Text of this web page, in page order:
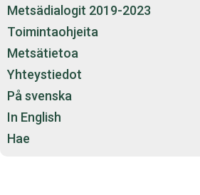
Metsädialogit 2019-2023
Toimintaohjeita
Metsätietoa
Yhteystiedot
På svenska
In English
Hae